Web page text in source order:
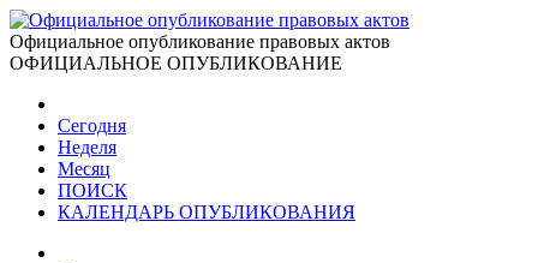
Официальное опубликование правовых актов
ОФИЦИАЛЬНОЕ ОПУБЛИКОВАНИЕ
Сегодня
Неделя
Месяц
ПОИСК
КАЛЕНДАРЬ ОПУБЛИКОВАНИЯ